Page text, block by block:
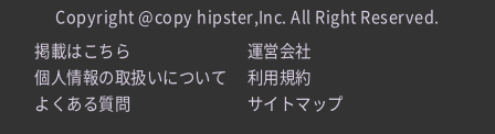
Copyright @copy hipster,Inc. All Right Reserved.
掲載はこちら
運営会社
個人情報の取扱いについて
利用規約
よくある質問
サイトマップ